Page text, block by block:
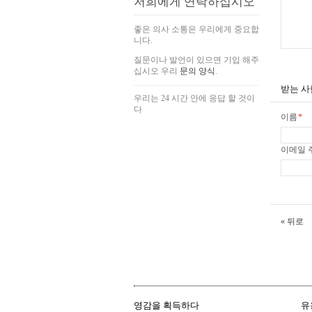
받는 사
*
이름
이메일
« 뒤로
좋은 의사 소통은 우리에게 중요합
니다.
질문이나 발언이 있으면 기입 해주
십시오 우리 문의 양식 .
우리는 24 시간 안에 응답 할 것이
다
영감을 획득하다 유